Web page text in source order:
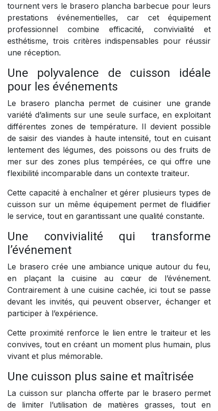
tournent vers le brasero plancha barbecue pour leurs
prestations événementielles, car cet équipement
professionnel combine efficacité, convivialité et
esthétisme, trois critères indispensables pour réussir
une réception.
Une polyvalence de cuisson idéale
pour les événements
Le brasero plancha permet de cuisiner une grande
variété d’aliments sur une seule surface, en exploitant
différentes zones de température. Il devient possible
de saisir des viandes à haute intensité, tout en cuisant
lentement des légumes, des poissons ou des fruits de
mer sur des zones plus tempérées, ce qui offre une
flexibilité incomparable dans un contexte traiteur.
Cette capacité à enchaîner et gérer plusieurs types de
cuisson sur un même équipement permet de fluidifier
le service, tout en garantissant une qualité constante.
Une convivialité qui transforme
l’événement
Le brasero crée une ambiance unique autour du feu,
en plaçant la cuisine au cœur de l’événement.
Contrairement à une cuisine cachée, ici tout se passe
devant les invités, qui peuvent observer, échanger et
participer à l’expérience.
Cette proximité renforce le lien entre le traiteur et les
convives, tout en créant un moment plus humain, plus
vivant et plus mémorable.
Une cuisson plus saine et maîtrisée
La cuisson sur plancha offerte par le brasero permet
de limiter l’utilisation de matières grasses, tout en